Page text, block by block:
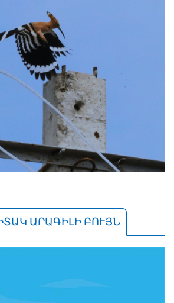
ԱՐԱԳԻԼԻ ԲՈՒՅՆ